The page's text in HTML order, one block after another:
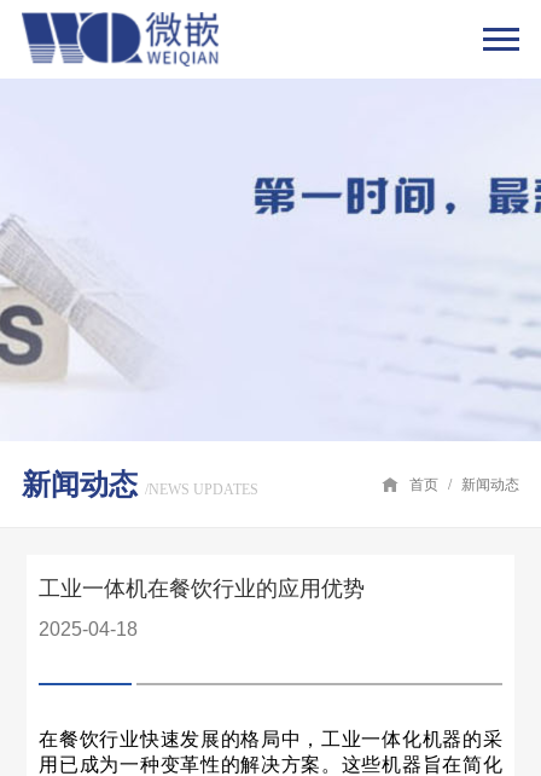
新闻动态 /NEWS UPDATES 首页 / 新闻动态
工业一体机在餐饮行业的应用优势
2025-04-18
在餐饮行业快速发展的格局中，工业一体化机器的采
用已成为一种变革性的解决方案。这些机器旨在简化